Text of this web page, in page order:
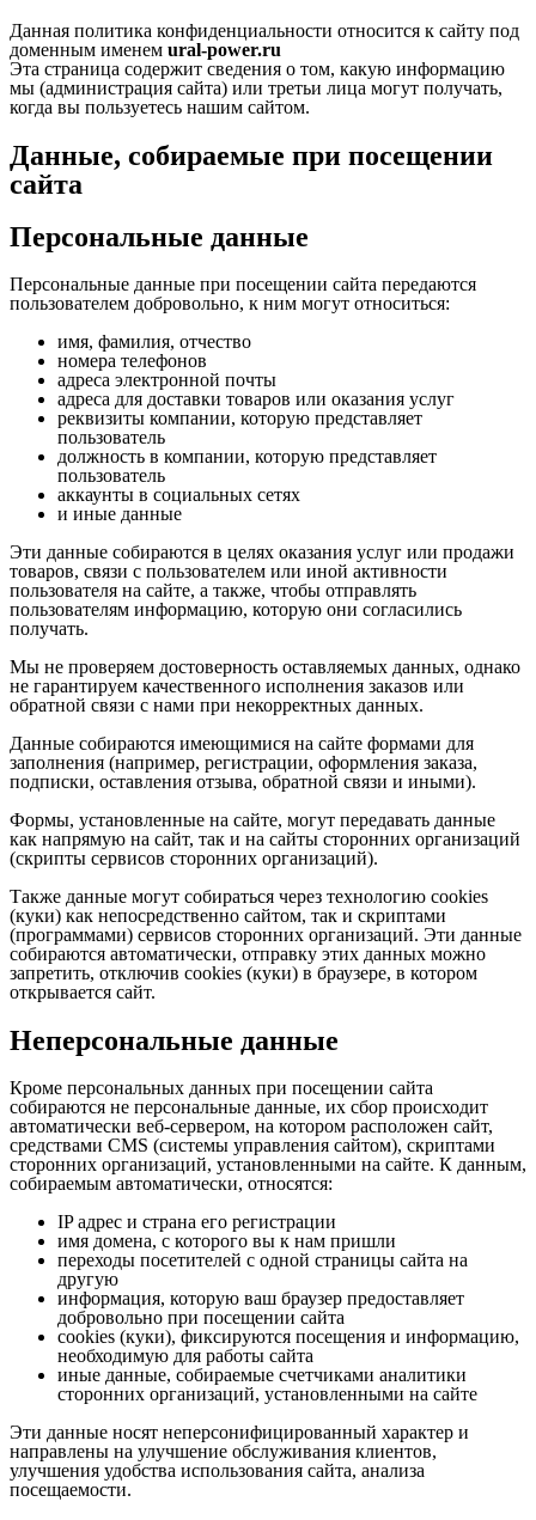
Данная политика конфиденциальности относится к сайту под
доменным именем ural-power.ru
Эта страница содержит сведения о том, какую информацию
мы (администрация сайта) или третьи лица могут получать,
когда вы пользуетесь нашим сайтом.
Данные, собираемые при посещении
сайта
Персональные данные
Персональные данные при посещении сайта передаются
пользователем добровольно, к ним могут относиться:
имя, фамилия, отчество
номера телефонов
адреса электронной почты
адреса для доставки товаров или оказания услуг
реквизиты компании, которую представляет
пользователь
должность в компании, которую представляет
пользователь
аккаунты в социальных сетях
и иные данные
Эти данные собираются в целях оказания услуг или продажи
товаров, связи с пользователем или иной активности
пользователя на сайте, а также, чтобы отправлять
пользователям информацию, которую они согласились
получать.
Мы не проверяем достоверность оставляемых данных, однако
не гарантируем качественного исполнения заказов или
обратной связи с нами при некорректных данных.
Данные собираются имеющимися на сайте формами для
заполнения (например, регистрации, оформления заказа,
подписки, оставления отзыва, обратной связи и иными).
Формы, установленные на сайте, могут передавать данные
как напрямую на сайт, так и на сайты сторонних организаций
(скрипты сервисов сторонних организаций).
Также данные могут собираться через технологию cookies
(куки) как непосредственно сайтом, так и скриптами
(программами) сервисов сторонних организаций. Эти данные
собираются автоматически, отправку этих данных можно
запретить, отключив cookies (куки) в браузере, в котором
открывается сайт.
Неперсональные данные
Кроме персональных данных при посещении сайта
собираются не персональные данные, их сбор происходит
автоматически веб-сервером, на котором расположен сайт,
средствами CMS (системы управления сайтом), скриптами
сторонних организаций, установленными на сайте. К данным,
собираемым автоматически, относятся:
IP адрес и страна его регистрации
имя домена, с которого вы к нам пришли
переходы посетителей с одной страницы сайта на
другую
информация, которую ваш браузер предоставляет
добровольно при посещении сайта
cookies (куки), фиксируются посещения и информацию,
необходимую для работы сайта
иные данные, собираемые счетчиками аналитики
сторонних организаций, установленными на сайте
Эти данные носят неперсонифицированный характер и
направлены на улучшение обслуживания клиентов,
улучшения удобства использования сайта, анализа
посещаемости.